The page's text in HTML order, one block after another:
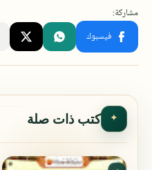
✦ كتب ذات صلة